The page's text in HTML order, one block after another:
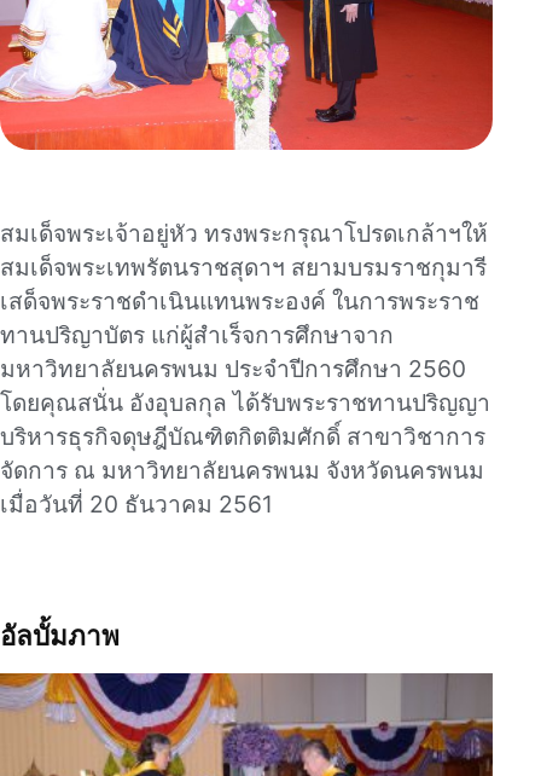
สมเด็จพระเจ้าอยู่หัว ทรงพระกรุณาโปรดเกล้าฯให้
สมเด็จพระเทพรัตนราชสุดาฯ สยามบรมราชกุมารี
เสด็จพระราชดำเนินแทนพระองค์ ในการพระราช
ทานปริญาบัตร แก่ผู้สำเร็จการศึกษาจาก
มหาวิทยาลัยนครพนม ประจำปีการศึกษา 2560
โดยคุณสนั่น อังอุบลกุล ได้รับพระราชทานปริญญา
บริหารธุรกิจดุษฎีบัณฑิตกิตติมศักดิ์ สาขาวิชาการ
จัดการ ณ มหาวิทยาลัยนครพนม จังหวัดนครพนม
เมื่อวันที่ 20 ธันวาคม 2561
อัลบั้มภาพ